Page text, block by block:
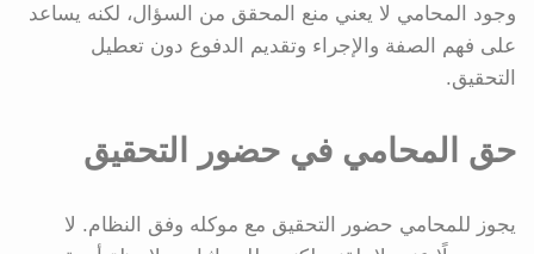
وجود المحامي لا يعني منع المحقق من السؤال، لكنه يساعد
على فهم الصفة والإجراء وتقديم الدفوع دون تعطيل
التحقيق.
حق المحامي في حضور التحقيق
يجوز للمحامي حضور التحقيق مع موكله وفق النظام. لا